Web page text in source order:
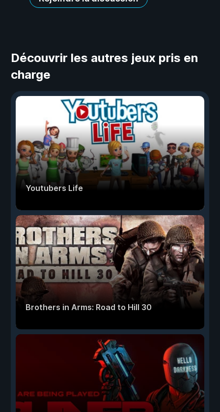
Découvrir les autres jeux pris en
charge
Youtubers Life
Brothers in Arms: Road to Hill 30